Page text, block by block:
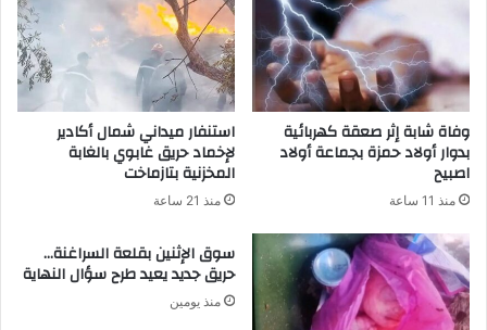
وفاة شابة إثر صعقة كهربائية
بدوار أولاد حمزة بجماعة أولاد
اصبيح
منذ 11 ساعة
استنفار ميداني شمال أكادير
لإخماد حريق غابوي بالغابة
المخزنية بتازماخت
منذ 21 ساعة
سوق الإثنين بقلعة السراغنة…
حريق جديد يعيد طرح سؤال النهاية
منذ يومين